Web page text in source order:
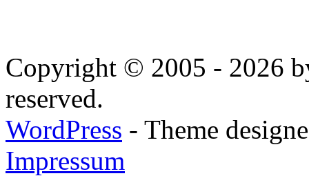
Copyright © 2005 - 2026
reserved.
WordPress - Theme
Impressum